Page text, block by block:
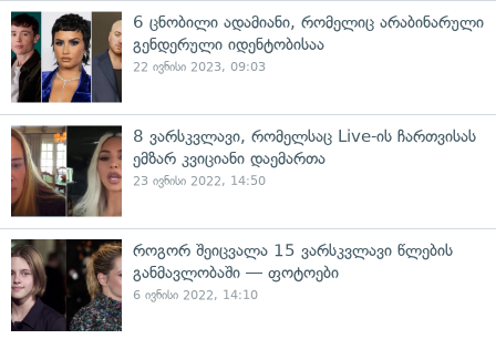
6 ცნობილი ადამიანი, რომელიც არაბინარული
გენდერული იდენტობისაა
22 ივნისი 2023, 09:03
8 ვარსკვლავი, რომელსაც Live-ის ჩართვისას
ემზარ კვიციანი დაემართა
23 ივნისი 2022, 14:50
როგორ შეიცვალა 15 ვარსკვლავი წლების
განმავლობაში — ფოტოები
6 ივნისი 2022, 14:10